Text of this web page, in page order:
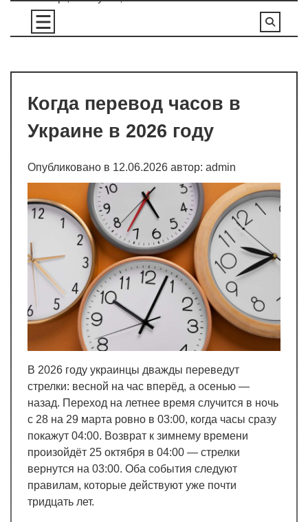
Перейти
содержимому
Когда перевод часов в
Украине в 2026 году
Опубликовано в 12.06.2026 автор: admin
В 2026 году украинцы дважды переведут
стрелки: весной на час вперёд, а осенью —
назад. Переход на летнее время случится в ночь
с 28 на 29 марта ровно в 03:00, когда часы сразу
покажут 04:00. Возврат к зимнему времени
произойдёт 25 октября в 04:00 — стрелки
вернутся на 03:00. Оба события следуют
правилам, которые действуют уже почти
тридцать лет.